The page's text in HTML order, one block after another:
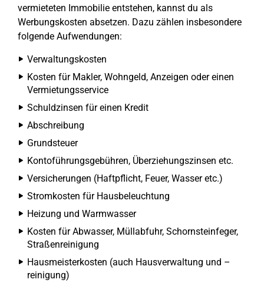
vermieteten Immobilie entstehen, kannst du als
Werbungskosten absetzen. Dazu zählen insbesondere
folgende Aufwendungen:
Verwaltungskosten
Kosten für Makler, Wohngeld, Anzeigen oder einen
Vermietungsservice
Schuldzinsen für einen Kredit
Abschreibung
Grundsteuer
Kontoführungsgebühren, Überziehungszinsen etc.
Versicherungen (Haftpflicht, Feuer, Wasser etc.)
Stromkosten für Hausbeleuchtung
Heizung und Warmwasser
Kosten für Abwasser, Müllabfuhr, Schornsteinfeger,
Straßenreinigung
Hausmeisterkosten (auch Hausverwaltung und –
reinigung)